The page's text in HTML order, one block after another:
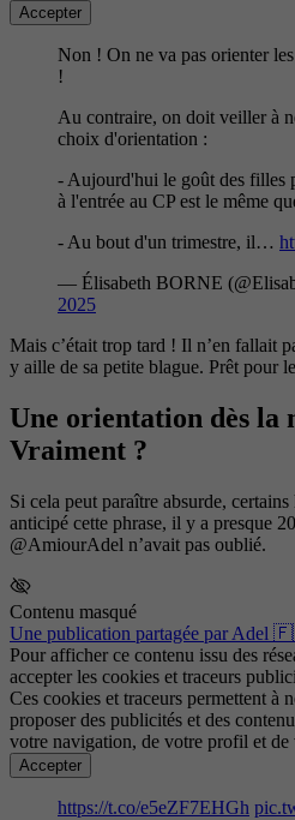
Accepter
Non ! On ne va pas orienter
!
Au contraire, on doit veiller à
choix d'orientation :
- Aujourd'hui le goût des filles
à l'entrée au CP est le même
- Au bout d'un trimestre, il…
— Élisabeth BORNE
2025
Mais c’était trop tard ! Il n’en fallait
y aille de sa petite blague. Prêt pour
Une orientation dès
Vraiment ?
Si cela peut paraître absurde,
anticipé cette phrase, il y a presque
@AmiourAdel n’avait pas oublié.
Contenu masqué
Une publication partagée par
Pour afficher ce contenu issu des
accepter les cookies et traceurs
Ces cookies et traceurs permettent à
proposer des publicités et des
votre navigation, de votre profil et de
Accepter
https://t.co/e5eZF7EHGh